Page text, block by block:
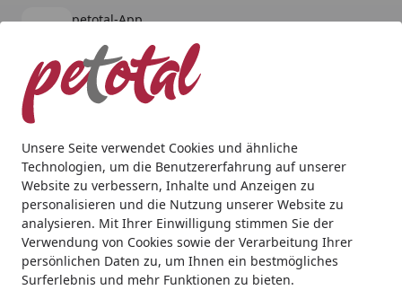
Unsere Seite verwendet Cookies und ähnliche
Technologien, um die Benutzererfahrung auf unserer
Website zu verbessern, Inhalte und Anzeigen zu
personalisieren und die Nutzung unserer Website zu
analysieren. Mit Ihrer Einwilligung stimmen Sie der
Verwendung von Cookies sowie der Verarbeitung Ihrer
persönlichen Daten zu, um Ihnen ein bestmögliches
Surferlebnis und mehr Funktionen zu bieten.
petotal-App
kostenlos - Im App Store
Alle Produkte
Mein Konto
Suchen
Startseite
Hund Hundenassfutter RINTI RINTI Sensible 800g
RINTI Sensible 800g Dose
Hundenassfutter Sensible Rind und
Süßkartoffel